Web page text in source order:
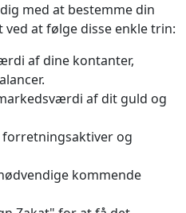
med at bestemme din
at følge disse enkle trin:
af dine kontanter,
af dit guld og
og
kommende